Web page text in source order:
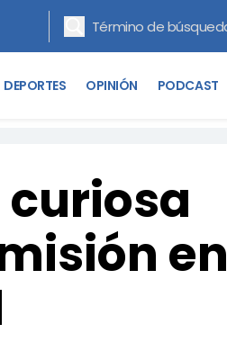
DEPORTES OPINIÓN PODCAST
curiosa
en